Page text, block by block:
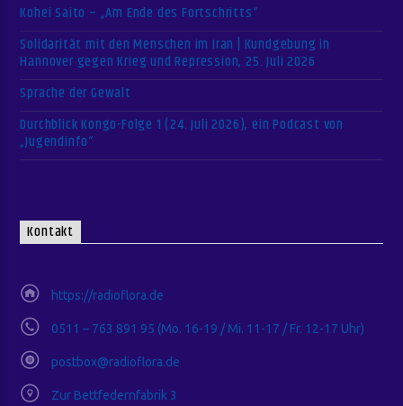
Kohei Saito – „Am Ende des Fortschritts“
Solidarität mit den Menschen im Iran | Kundgebung in
Hannover gegen Krieg und Repression, 25. Juli 2026
Sprache der Gewalt
Durchblick Kongo-Folge 1 (24. Juli 2026), ein Podcast von
„Jugendinfo“
Kontakt
https://radioflora.de
0511 – 763 891 95 (Mo. 16-19 / Mi. 11-17 / Fr. 12-17 Uhr)
postbox@radioflora.de
Zur Bettfedernfabrik 3